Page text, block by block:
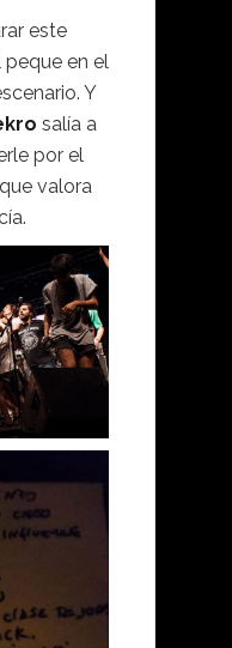
este
peque en el
Y
salía a
por el
valora